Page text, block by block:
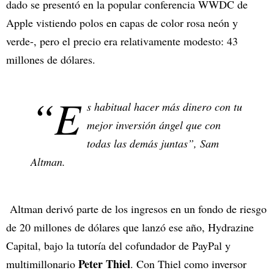
dado se presentó en la popular conferencia WWDC de
Apple vistiendo polos en capas de color rosa neón y
verde-, pero el precio era relativamente modesto: 43
millones de dólares.
“E s habitual hacer más dinero con tu
mejor inversión ángel que con
todas las demás juntas”, Sam
Altman.
Altman derivó parte de los ingresos en un fondo de riesgo
de 20 millones de dólares que lanzó ese año, Hydrazine
Capital, bajo la tutoría del cofundador de PayPal y
multimillonario Peter Thiel. Con Thiel como inversor